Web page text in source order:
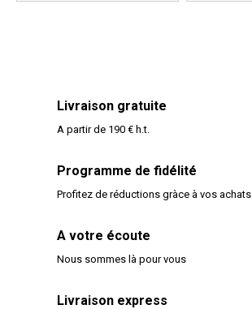
Livraison gratuite
A partir de 190 € h.t.
Programme de fidélité
Profitez de réductions gràce à vos achats
A votre écoute
Nous sommes là pour vous
Livraison express